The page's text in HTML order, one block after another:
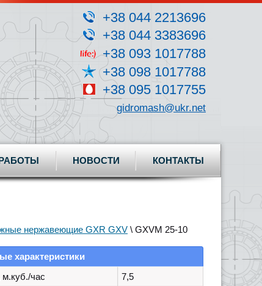
+38 044 2213696
+38 044 3383696
+38 093 1017788
+38 098 1017788
+38 095 1017755
gidromash@ukr.net
НОВОСТИ КОНТАКТЫ
нержавеющие GXR GXV \ GXVM 25-10
характеристики
час
7,5